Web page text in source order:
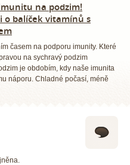
na podzim!
o balíček vitamínů s
časem na podporu imunity. Které
na sychravý podzim
je obdobím, kdy naše imunita
náporu. Chladné počasí, méně